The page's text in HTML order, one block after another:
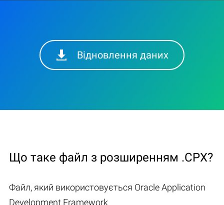
Відновлення даних
Що таке файл з розширенням .CPX?
Файл, який використовується Oracle Application
Development Framework